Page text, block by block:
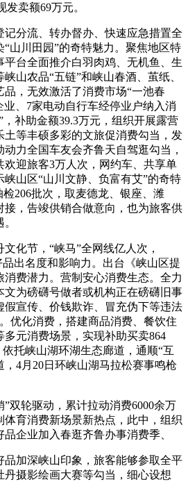
卖额69万元。
分流、转办督办、快速应急措置全
山川田园”的奇特魅力。聚焦地区特
台全面推介白羽肉鸡、无机鱼、生
山农品“五链”和峡山春酒、茧纸、
，无效激活了消费市场“一池春
业、7家电动自行车经停业户纳入消
补助金额39.3万元，组织开展露营
土等丰硕多彩的文旅促消费勾当，发
力全国车友会齐鲁天自驾逛勾当，
迎旅客3万人次，网约车、共享单
山区“山川文静、负富有艾”的奇特
206批次，取麦德龙、银座、潍
接，告竣供销合做意向，也为旅客供
节，“峡马”全网线亿人次，
出名度和影响力。出台《峡山区提
消费潜力。营制安心消费生态。全力
文为磅礴号做者或机构正在磅礴旧事
假宣传、价钱欺诈、冒充伪下等违法
优化消费，搭建商品消费、餐饮住
元消费场景，实现补助买卖864
托峡山湖环湖生态廊道，通顺“互
，4月20日环峡山湖马拉松赛事鸣枪
轮驱动，累计拉动消费6000余万
体育消费新场景新热点，此中，组织
企业加入春逛齐鲁办事消费季、
加深峡山印象，旅客能够参取全平
摄影绘画大赛等勾当，细心设想